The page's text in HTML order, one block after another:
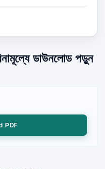
ডাউনলোড পড়ুন
PDF